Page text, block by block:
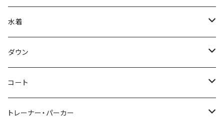
水着
～44/S
46/M
48/L
ダウン
～44/S
46/M
コート
～44/S
トレーナー・パーカー